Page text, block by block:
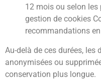
12 mois ou selon les
gestion de cookies
recommandations
Au-delà de ces durées, les
anonymisées ou
conservation plus longue.